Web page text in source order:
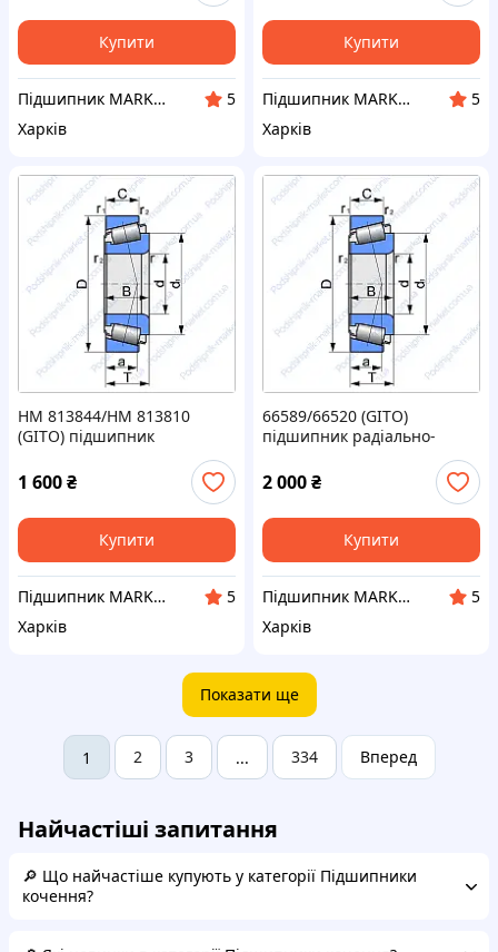
Купити
Підшипник MARKET Інтернет-магазин
5
Харків
Купити
Підшипник MARKET Інтернет-магазин
5
Харків
HM 813844/HM 813810
(GITO) підшипник
роликовий конічний
1 600₴
Купити
Підшипник MARKET Інтернет-магазин
5
Харків
66589/66520 (GITO)
підшипник радіально-
конічний
2 000₴
Купити
Підшипник MARKET Інтернет-магазин
5
Харків
Показати ще
1 2 3 ... 334 Вперед
Найчастіші запитання
🔎 Що найчастіше купують у категорії Підшипники
кочення?